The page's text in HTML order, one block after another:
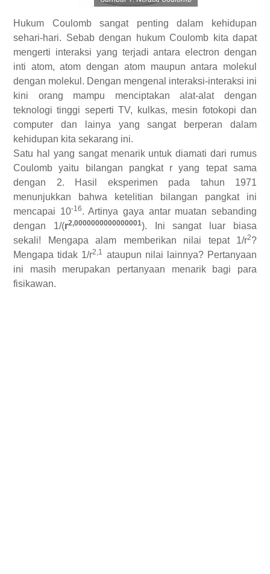
Hukum Coulomb sangat penting dalam kehidupan
sehari-hari. Sebab dengan hukum Coulomb kita dapat
mengerti interaksi yang terjadi antara electron dengan
inti atom, atom dengan atom maupun antara molekul
dengan molekul. Dengan mengenal interaksi-interaksi ini
kini orang mampu menciptakan alat-alat dengan
teknologi tinggi seperti TV, kulkas, mesin fotokopi dan
computer dan lainya yang sangat berperan dalam
kehidupan kita sekarang ini.
Satu hal yang sangat menarik untuk diamati dari rumus
Coulomb yaitu bilangan pangkat r yang tepat sama
dengan 2. Hasil eksperimen pada tahun 1971
menunjukkan bahwa ketelitian bilangan pangkat ini
mencapai 10-16. Artinya gaya antar muatan sebanding
dengan 1/(r2,0000000000000001). Ini sangat luar biasa
sekali! Mengapa alam memberikan nilai tepat 1/r2?
Mengapa tidak 1/r2,1 ataupun nilai lainnya? Pertanyaan
ini masih merupakan pertanyaan menarik bagi para
fisikawan.